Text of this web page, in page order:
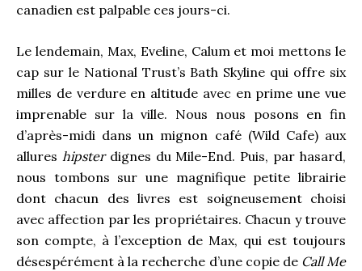
canadien est palpable ces jours-ci.
Le lendemain, Max, Eveline, Calum et moi mettons le
cap sur le National Trust’s Bath Skyline qui offre six
milles de verdure en altitude avec en prime une vue
imprenable sur la ville. Nous nous posons en fin
d’après-midi dans un mignon café (Wild Cafe) aux
allures hipsterdignes du Mile-End. Puis, par hasard,
nous tombons sur une magnifique petite librairie
dont chacun des livres est soigneusement choisi
avec affection par les propriétaires. Chacun y trouve
son compte, à l’exception de Max, qui est toujours
désespérément à la recherche d’une copie de Call Me